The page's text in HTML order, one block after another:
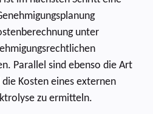
unter
Parallel sind ebenso die Art
Kosten eines externen
zu ermitteln.